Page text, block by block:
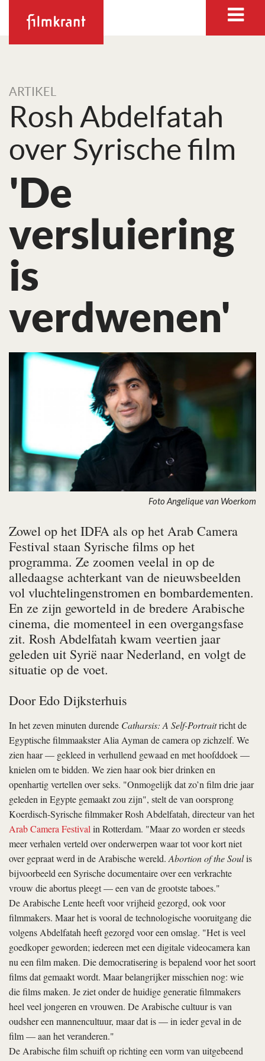
ARTIKEL
Rosh Abdelfatah
over Syrische film
'De
versluiering
is
verdwenen'
Foto Angelique van Woerkom
Zowel op het IDFA als op het Arab Camera
Festival staan Syrische films op het
programma. Ze zoomen veelal in op de
alledaagse achterkant van de nieuws­beelden
vol vluchtelingenstromen en bombardementen.
En ze zijn geworteld in de bredere Arabische
cinema, die momenteel in een overgangsfase
zit. Rosh Abdelfatah kwam veertien jaar
geleden uit Syrië naar Nederland, en volgt de
situatie op de voet.
DoorEdo Dijksterhuis
In het zeven minuten durende Catharsis: A Self-Portraitricht de
Egyptische filmmaakster Alia Ayman de camera op zichzelf. We
zien haar — gekleed in verhullend gewaad en met hoofddoek —
knielen om te bidden. We zien haar ook bier drinken en
openhartig vertellen over seks. "Onmogelijk dat zo’n film drie jaar
geleden in Egypte gemaakt zou zijn", stelt de van oorsprong
Koerdisch-Syrische filmmaker Rosh Abdelfatah, directeur van het
Arab Camera Festivalin Rotterdam. "Maar zo worden er steeds
meer verhalen verteld over onderwerpen waar tot voor kort niet
over gepraat werd in de Arabische wereld.Abortion of the Soulis
bijvoorbeeld een Syrische documentaire over een verkrachte
vrouw die abortus pleegt — een van de grootste taboes."
De Arabische Lente heeft voor vrijheid gezorgd, ook voor
filmmakers. Maar het is vooral de technologische vooruitgang die
volgens Abdelfatah heeft gezorgd voor een omslag. "Het is veel
goedkoper geworden; iedereen met een digitale videocamera kan
nu een film maken. Die democratisering is bepalend voor het soort
films dat gemaakt wordt. Maar belangrijker misschien nog: wie
die films maken. Je ziet onder de huidige generatie filmmakers
heel veel jongeren en vrouwen. De Arabische cultuur is van
oudsher een mannencultuur, maar dat is — in ieder geval in de
film — aan het veranderen."
De Arabische film schuift op richting een vorm van uitgebeend